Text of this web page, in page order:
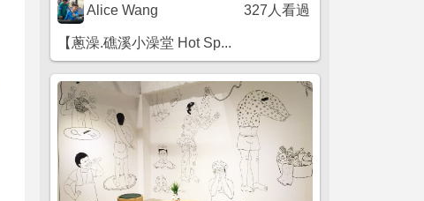
Alice Wang 327人看過
【蔥澡.礁溪小澡堂 Hot Sp...